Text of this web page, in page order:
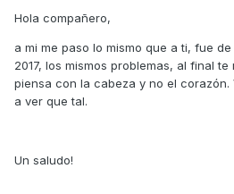
Hola compañero,
a mi me paso lo mismo que a ti, fue
2017, los mismos problemas, al final
piensa con la cabeza y no el corazón.
a ver que tal.
Un saludo!